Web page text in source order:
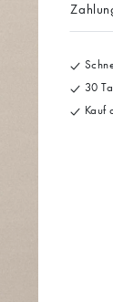
30
Kauf